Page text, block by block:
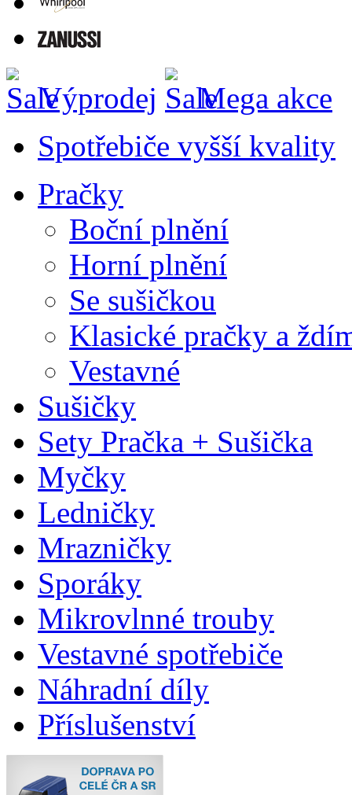
Výprodej
Mega akce
Spotřebiče vyšší kvality
Pračky
Boční plnění
Horní plnění
Se sušičkou
Klasické pračky a
Vestavné
Sušičky
Sety Pračka + Sušička
Myčky
Ledničky
Mrazničky
Sporáky
Mikrovlnné trouby
Vestavné spotřebiče
Náhradní díly
Příslušenství